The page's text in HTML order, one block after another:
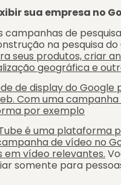
sua empresa no
campanhas de
na pesquisa do
seus produtos, criar
geográfica e
de display do
Com uma
por exemplo
é uma plataforma
de vídeo no
em vídeo relevantes.
somente para